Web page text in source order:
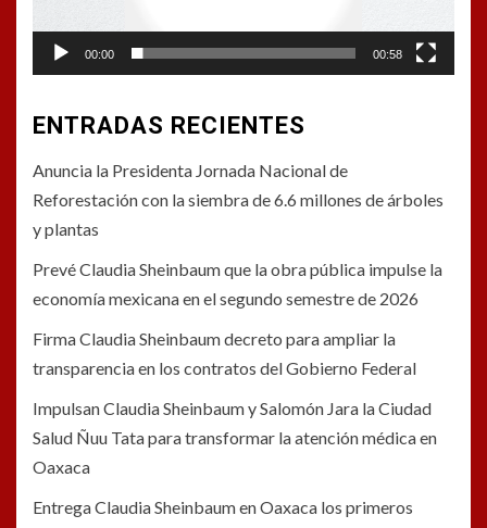
00:00 00:58
ENTRADAS RECIENTES
Anuncia la Presidenta Jornada Nacional de
Reforestación con la siembra de 6.6 millones de árboles
y plantas
Prevé Claudia Sheinbaum que la obra pública impulse la
economía mexicana en el segundo semestre de 2026
Firma Claudia Sheinbaum decreto para ampliar la
transparencia en los contratos del Gobierno Federal
Impulsan Claudia Sheinbaum y Salomón Jara la Ciudad
Salud Ñuu Tata para transformar la atención médica en
Oaxaca
Entrega Claudia Sheinbaum en Oaxaca los primeros